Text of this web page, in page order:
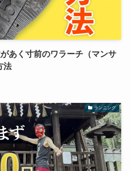
あく寸前のワラーチ（マンサ
法
ランニング